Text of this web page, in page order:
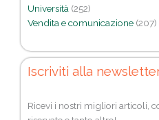
Università (252)
Vendita e comunicazione (207)
Iscriviti alla
Ricevi i nostri migliori articoli,